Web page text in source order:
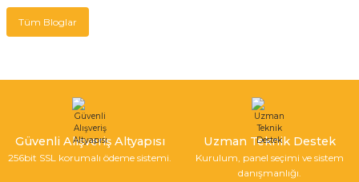
Tüm Bloglar
Güvenli Alışveriş Altyapısı
256bit SSL korumalı ödeme sistemi.
Uzman Teknik Destek
Kurulum, panel seçimi ve sistem
danışmanlığı.